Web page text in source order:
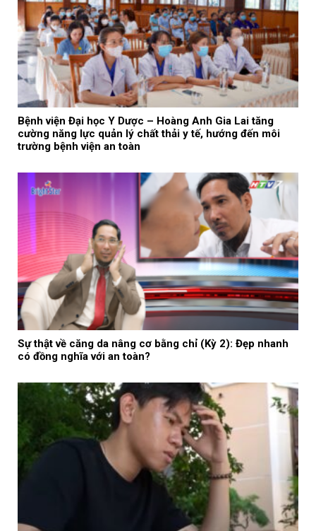
Bệnh viện Đại học Y Dược – Hoàng Anh Gia Lai tăng
cường năng lực quản lý chất thải y tế, hướng đến môi
trường bệnh viện an toàn
Sự thật về căng da nâng cơ bằng chỉ (Kỳ 2): Đẹp nhanh
có đồng nghĩa với an toàn?